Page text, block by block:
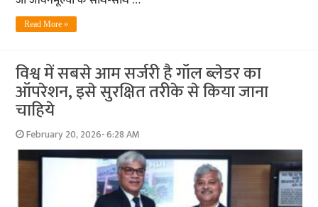
Read More »
विश्व में सबसे आम सर्जरी है गॉल ब्लेडर का
ऑपरेशन, इसे सुरक्षित तरीके से किया जाना
चाहिये
February 20, 2026- 6:28 AM